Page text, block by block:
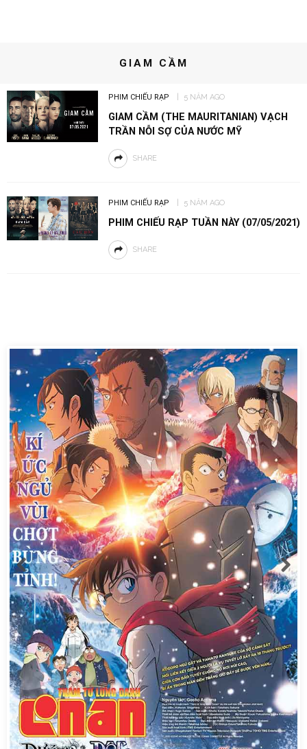
GIAM CẦM
PHIM CHIẾU RẠP 5 NĂM AGO
GIAM CẦM (THE MAURITANIAN) VẠCH
TRẦN NỖI SỢ CỦA NƯỚC MỸ
SHARE
PHIM CHIẾU RẠP 5 NĂM AGO
PHIM CHIẾU RẠP TUẦN NÀY (07/05/2021)
SHARE